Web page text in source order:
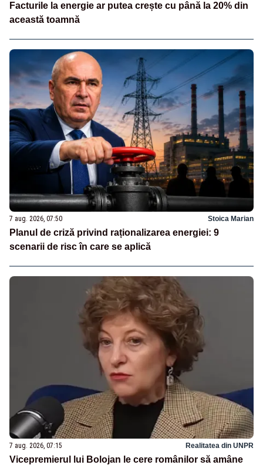
Facturile la energie ar putea crește cu până la 20% din
această toamnă
7 aug. 2026, 07:50 Stoica Marian
Planul de criză privind raționalizarea energiei: 9
scenarii de risc în care se aplică
7 aug. 2026, 07:15 Realitatea din UNPR
Vicepremierul lui Bolojan le cere românilor să amâne